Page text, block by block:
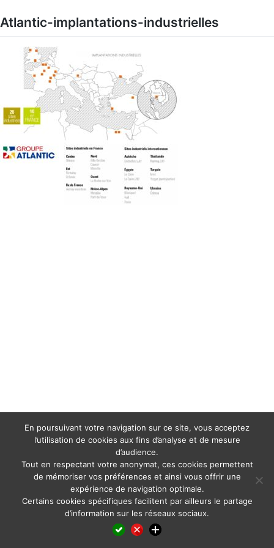
content
Atlantic-implantations-industrielles
LinkedIn
X WhatsAppPinterest
En poursuivant votre navigation sur ce site, vous acceptez
l’utilisation de cookies aux fins d’analyse et de mesure
d’audience.
Tout en respectant votre anonymat, ces cookies permettent
de mémoriser vos préférences et ainsi vous offrir une
expérience de navigation optimale.
Certains cookies spécifiques facilitent par ailleurs le partage
d’information sur les réseaux sociaux.